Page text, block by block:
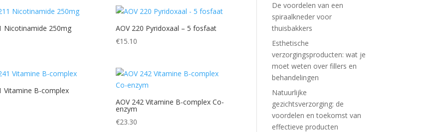
Nicotinamide 250mg
AOV 220 Pyridoxaal – 5 fosfaat
€15.10
Vitamine B-complex
AOV 242 Vitamine B-complex Co-
enzym
€23.30
De voordelen van een
spiraalkneder voor
thuisbakkers
Esthetische
verzorgingsproducten: wat je
moet weten over fillers en
behandelingen
Natuurlijke
gezichtsverzorging: de
voordelen en toekomst van
effectieve producten